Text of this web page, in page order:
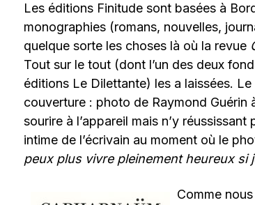
Les éditions Finitude sont basées à
monographies (romans, nouvelles,
quelque sorte les choses là où la revue
Tout sur le tout (dont l’un des deux
éditions Le Dilettante) les a laissées.
couverture : photo de Raymond
sourire à l’appareil mais n’y
intime de l’écrivain au moment où le
peux plus vivre pleinement heureux si
Comme